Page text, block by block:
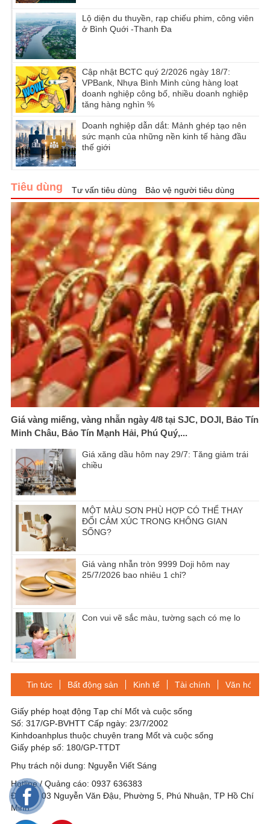
Lộ diện du thuyền, rạp chiếu phim, công viên
ở Bình Quới -Thanh Đa
Cập nhật BCTC quý 2/2026 ngày 18/7:
VPBank, Nhựa Bình Minh cùng hàng loạt
doanh nghiệp công bố, nhiều doanh nghiệp
tăng hàng nghìn %
Doanh nghiệp dẫn dắt: Mảnh ghép tạo nên
sức mạnh của những nền kinh tế hàng đầu
thế giới
Tiêu dùng Tư vấn tiêu dùng Bảo vệ người tiêu dùng
Giá vàng miếng, vàng nhẫn ngày 4/8 tại SJC, DOJI, Bảo Tín
Minh Châu, Bảo Tín Mạnh Hải, Phú Quý,...
Giá xăng dầu hôm nay 29/7: Tăng giảm trái
chiều
MỘT MÀU SƠN PHÙ HỢP CÓ THỂ THAY
ĐỔI CẢM XÚC TRONG KHÔNG GIAN
SỐNG?
Giá vàng nhẫn tròn 9999 Doji hôm nay
25/7/2026 bao nhiêu 1 chỉ?
Con vui vẽ sắc màu, tường sạch có mẹ lo
Tin tức Bất động sản Kinh tế Tài chính Văn hóa-
Giấy phép hoạt động Tạp chí Mốt và cuộc sống
Số: 317/GP-BVHTT Cấp ngày: 23/7/2002
Kinhdoanhplus thuộc chuyên trang Mốt và cuộc sống
Giấy phép số: 180/GP-TTDT
Phụ trách nội dung: Nguyễn Viết Sáng
Hotline / Quảng cáo: 0937 636383
Địa chỉ: 03 Nguyễn Văn Đậu, Phường 5, Phú Nhuận, TP Hồ Chí
Minh